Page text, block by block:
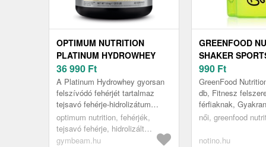
OPTIMUM NUTRITION
PLATINUM HYDROWHEY
36 990 Ft
A Platinum Hydrowhey gyorsan
felszívódó fehérjét tartalmaz
tejsavó fehérje-hidrolizátum
(WPH) formájában. Ez BCAA-val
is dúsított. Ezáltal ideális ...
optimum nutrition, fehérjék,
tejsavó fehérje, hidrolizált
fehérjék
gymbeam.hu
GREENFOOD
SHAKER
TRANSPARENT
990 Ft
GreenFood
db, Fitnesz
férfiaknak,
szüksége, hogy
fehérjéve...
női, greenfood
notino.hu